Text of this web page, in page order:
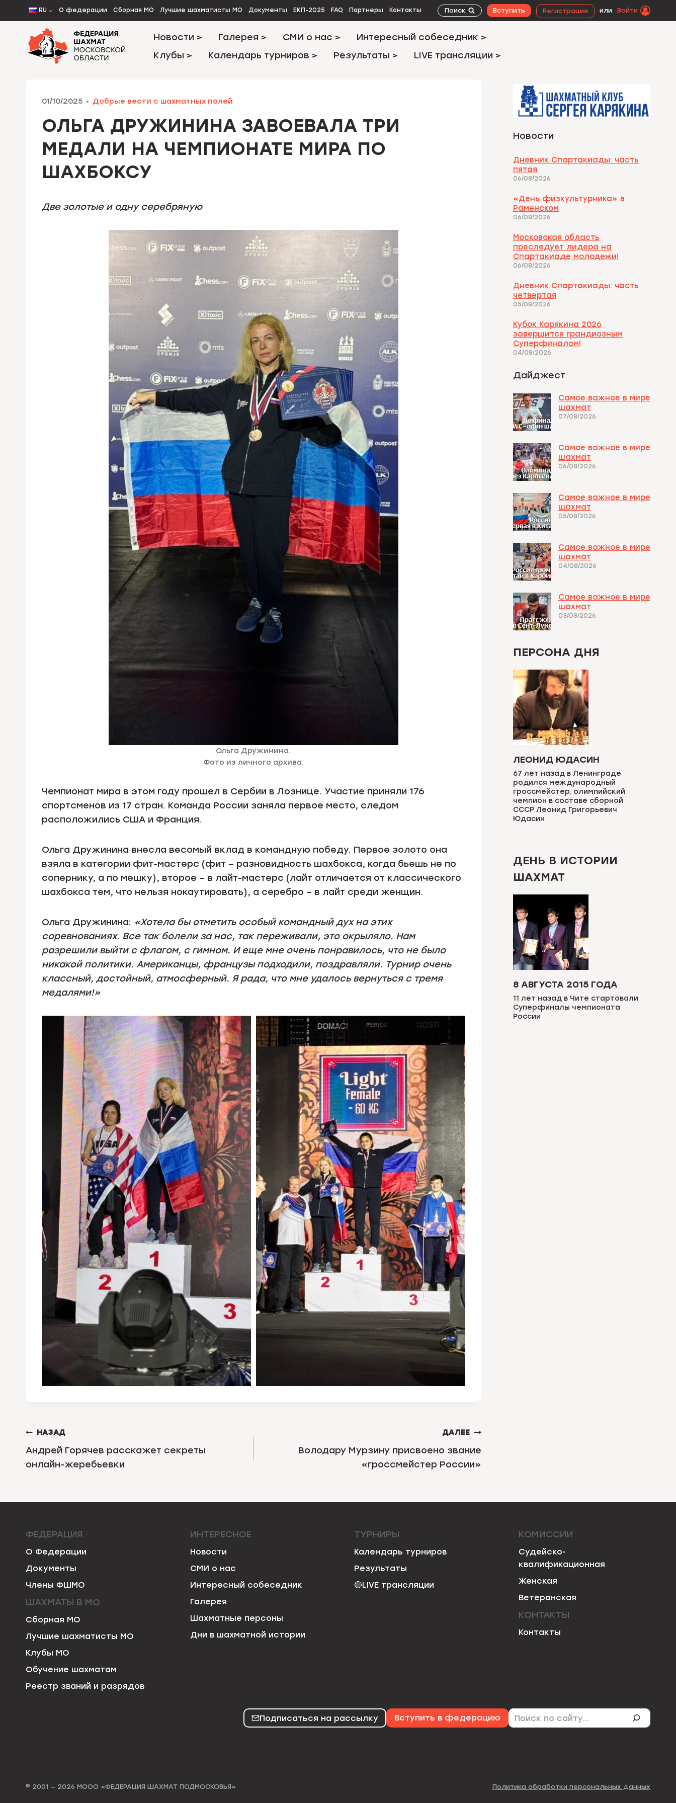
Перейти
к
содержимому
RU О федерации Сборная МО Лучшие шахматисты МО Документы ЕКП-2025 FAQ Партнеры Контакты Поиск Вступить Регистрация или Войти
Новости > Галерея > СМИ о нас >
Интересный собеседник >
Клубы >
Календарь турниров > Результаты > LIVE трансляции >
01/10/2025 Добрые вести с шахматных полей
ОЛЬГА ДРУЖИНИНА ЗАВОЕВАЛА ТРИ
МЕДАЛИ НА ЧЕМПИОНАТЕ МИРА ПО
ШАХБОКСУ
Две золотые и одну серебряную
Ольга Дружинина.
Фото из личного архива.
Чемпионат мира в этом году прошел в Сербии в Лознице. Участие приняли 176
спортсменов из 17 стран. Команда России заняла первое место, следом
расположились США и Франция.
Ольга Дружинина внесла весомый вклад в командную победу. Первое золото она
взяла в категории фит-мастерс (фит – разновидность шахбокса, когда бьешь не по
сопернику, а по мешку), второе – в лайт-мастерс (лайт отличается от классического
шахбокса тем, что нельзя нокаутировать), а серебро – в лайт среди женщин.
Ольга Дружинина: «Хотела бы отметить особый командный дух на этих
соревнованиях. Все так болели за нас, так переживали, это окрыляло. Нам
разрешили выйти с флагом, с гимном. И еще мне очень понравилось, что не было
никакой политики. Американцы, французы подходили, поздравляли. Турнир очень
классный, достойный, атмосферный. Я рада, что мне удалось вернуться с тремя
медалями!»
НАВИГАЦИЯ
ПО
ЗАПИСЯМ
НАЗАД
Андрей Горячев расскажет секреты
онлайн-жеребьевки
ДАЛЕЕ
Володару Мурзину присвоено звание
«гроссмейстер России»
Новости
Дневник Спартакиады: часть
пятая
06/08/2026
«День физкультурника» в
Раменском
06/08/2026
Московская область
преследует лидера на
Спартакиаде молодежи!
06/08/2026
Дневник Спартакиады: часть
четвертая
05/08/2026
Кубок Карякина 2026
завершится грандиозным
Суперфиналом!
04/08/2026
Дайджест
Самое важное в мире
шахмат
07/08/2026
Самое важное в мире
шахмат
06/08/2026
Самое важное в мире
шахмат
05/08/2026
Самое важное в мире
шахмат
04/08/2026
Самое важное в мире
шахмат
03/08/2026
ПЕРСОНА ДНЯ
ЛЕОНИД ЮДАСИН
67 лет назад в Ленинграде
родился международный
гроссмейстер, олимпийский
чемпион в составе сборной
СССР Леонид Григорьевич
Юдасин
ДЕНЬ В ИСТОРИИ
ШАХМАТ
8 АВГУСТА 2015 ГОДА
11 лет назад в Чите стартовали
Суперфиналы чемпионата
России
ФЕДЕРАЦИЯ
О Федерации
Документы
Члены ФШМО
ШАХМАТЫ В МО
Сборная МО
Лучшие шахматисты МО
Клубы МО
Обучение шахматам
Реестр званий и разрядов
ИНТЕРЕСНОЕ
Новости
СМИ о нас
Интересный собеседник
Галерея
Шахматные персоны
Дни в шахматной истории
ТУРНИРЫ
Календарь турниров
Результаты
🔴LIVE трансляции
КОМИССИИ
Судейско-
квалификационная
Женская
Ветеранская
КОНТАКТЫ
Контакты
Подписаться на рассылку Вступить в федерацию Поиск
© 2001 — 2026 МООО «ФЕДЕРАЦИЯ ШАХМАТ ПОДМОСКОВЬЯ» Политика обработки персональных данных